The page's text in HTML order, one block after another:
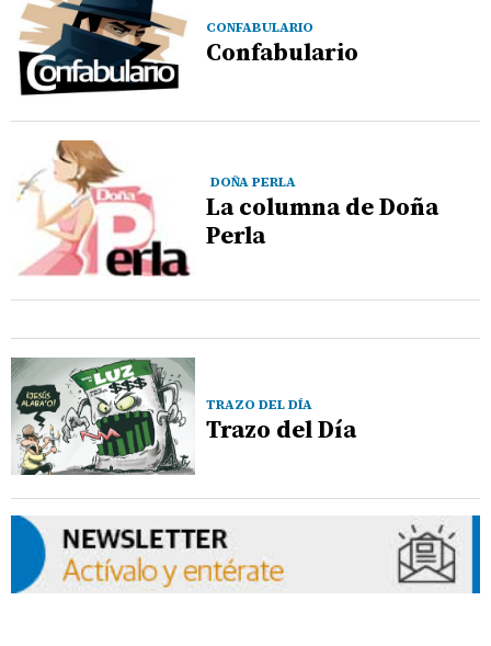
CONFABULARIO
Confabulario
DOÑA PERLA
La columna de Doña
Perla
TRAZO DEL DÍA
Trazo del Día